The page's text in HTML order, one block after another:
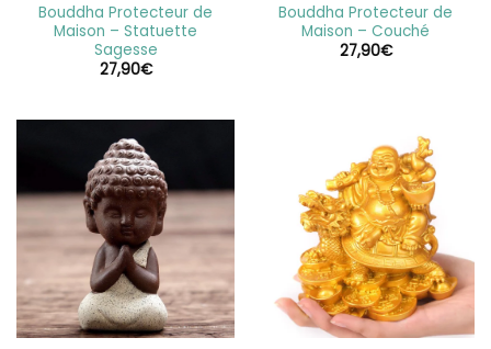
Bouddha Protecteur de
Maison – Statuette
Sagesse
27,90€
Bouddha Protecteur de
Maison – Couché
27,90€